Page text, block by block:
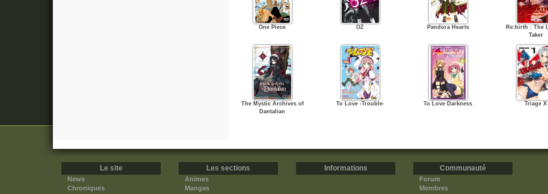
One Piece OZ Pandora Hearts
Re:birth : The
Taker
The Mystic Archives of
Dantalian
To Love -Trouble- To Love Darkness Triage X
Le site
News
Chroniques
Les sections
Animes
Mangas
Informations Communauté
Forum
Membres